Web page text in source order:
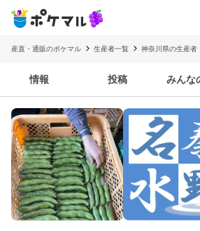
産直・通販のポケマル 生産者一覧 神奈川県の生産者
情報 投稿 みんな